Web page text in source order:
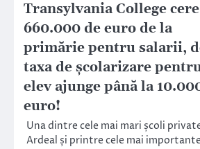
Transylvania College cere
660.000 de euro de la
primărie pentru salarii,
taxa de școlarizare
elev ajunge până la
euro!
Una dintre cele mai mari școli
Ardeal și printre cele mai